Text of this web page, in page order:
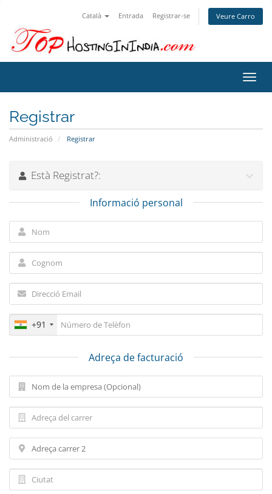
Català Entrada Registrar-se Veure Carro
la
Registrar
Administració Registrar
Està Registrat?:
Informació personal
+91
Adreça de facturació